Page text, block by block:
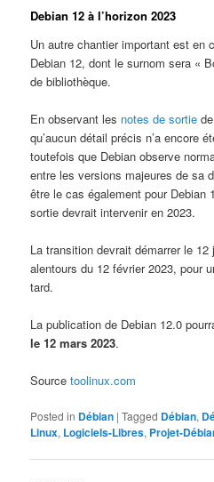
Debian 12 à l’horizon 2023
Un autre chantier important est en
Debian 12, dont le surnom sera «
de bibliothèque.
En observant les notes de sortie
qu’aucun détail précis n’a encore
toutefois que Debian observe
entre les versions majeures de sa
être le cas également pour Debian
sortie devrait intervenir en 2023.
La transition devrait démarrer le
alentours du 12 février 2023, pour
tard.
La publication de Debian 12.0
le 12 mars 2023.
Sourcetoolinux.com
Posted in Débian |Tagged Débian,
Linux, Logiciels-Libres, Projet-